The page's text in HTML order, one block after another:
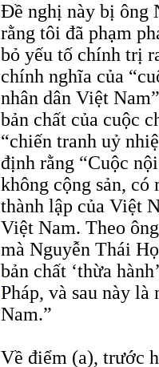
Ðề nghị này bị ông
rằng tôi đã phạm
bỏ yếu tố chính trị
chính nghĩa của
nhân dân Việt
bản chất của cuộc
“chiến tranh uỷ
định rằng “Cuộc
không cộng sản,
thành lập của Việt
Việt Nam. Theo
mà Nguyễn Thái
bản chất ‘thừa
Pháp, và sau này
Nam.”
Về điểm (a), trước